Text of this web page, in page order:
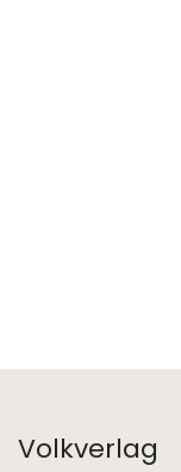
Volkverlag